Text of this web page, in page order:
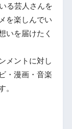
る芸人さんを
を楽しんでい
いを届けたく
メントに対し
・漫画・音楽
。